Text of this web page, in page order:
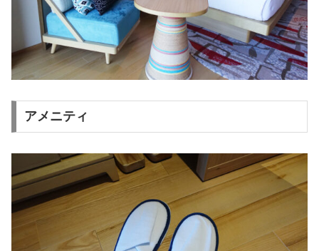
アメニティ